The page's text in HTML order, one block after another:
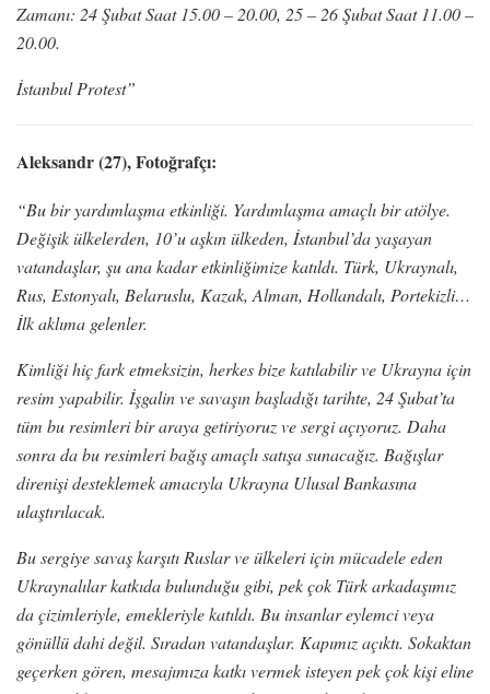
Zamanı: 24 Şubat Saat 15.00 – 20.00, 25 – 26 Şubat Saat 11.00 –
20.00.
İstanbul Protest”
Aleksandr (27), Fotoğrafçı:
“Bu bir yardımlaşma etkinliği. Yardımlaşma amaçlı bir atölye.
Değişik ülkelerden, 10’u aşkın ülkeden, İstanbul’da yaşayan
vatandaşlar, şu ana kadar etkinliğimize katıldı. Türk, Ukraynalı,
Rus, Estonyalı, Belaruslu, Kazak, Alman, Hollandalı, Portekizli…
İlk aklıma gelenler.
Kimliği hiç fark etmeksizin, herkes bize katılabilir ve Ukrayna için
resim yapabilir. İşgalin ve savaşın başladığı tarihte, 24 Şubat’ta
tüm bu resimleri bir araya getiriyoruz ve sergi açıyoruz. Daha
sonra da bu resimleri bağış amaçlı satışa sunacağız. Bağışlar
direnişi desteklemek amacıyla Ukrayna Ulusal Bankasına
ulaştırılacak.
Bu sergiye savaş karşıtı Ruslar ve ülkeleri için mücadele eden
Ukraynalılar katkıda bulunduğu gibi, pek çok Türk arkadaşımız
da çizimleriyle, emekleriyle katıldı. Bu insanlar eylemci veya
gönüllü dahi değil. Sıradan vatandaşlar. Kapımız açıktı. Sokaktan
geçerken gören, mesajımıza katkı vermek isteyen pek çok kişi eline